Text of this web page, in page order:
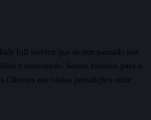
full service que se tem pautado por
e sustentado. Somos focados para o
Clientes nas várias jurisdições onde